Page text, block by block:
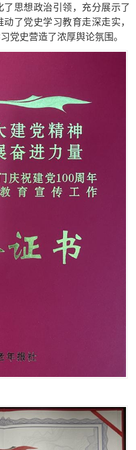
思想政治引领，充分展示了
了党史学习教育走深走实，
党史营造了浓厚舆论氛围。